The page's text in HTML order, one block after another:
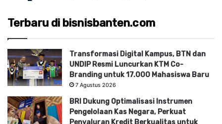
Terbaru di bisnisbanten.com
Transformasi Digital Kampus, BTN dan
UNDIP Resmi Luncurkan KTM Co-
Branding untuk 17.000 Mahasiswa Baru
7 Agustus 2026
BRI Dukung Optimalisasi Instrumen
Pengelolaan Kas Negara, Perkuat
Penyaluran Kredit Berkualitas untuk